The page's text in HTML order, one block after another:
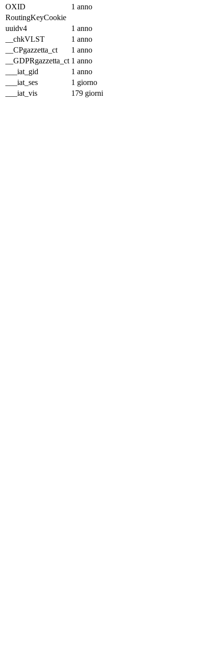
OXID
1 anno
RoutingKeyCookie
uuidv4
1 anno
__chkVLST
1 anno
__CPgazzetta_ct
1 anno
__GDPRgazzetta_ct 1 anno
___iat_gid
1 anno
___iat_ses
1 giorno
___iat_vis
179 giorni